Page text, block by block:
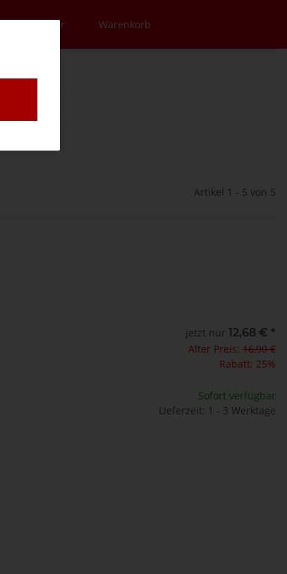
Newsletter Warenkorb
Artikel 1 - 5 von 5
jetzt nur 12,68 € *
Alter Preis: 16,90 €
Rabatt: 25%
Sofort verfügbar
Lieferzeit: 1 - 3 Werktage